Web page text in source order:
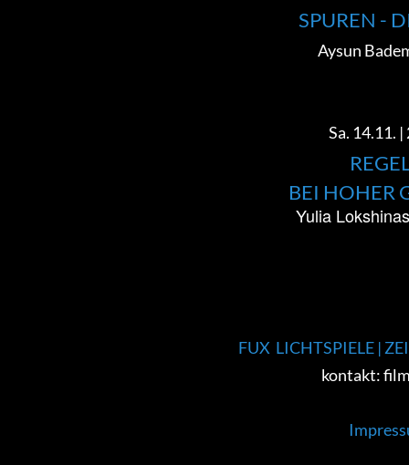
SPUREN -
Aysun
Sa. 14.11.
BEI HOHER
Yulia
FUX LICHTSPIELE |
kontakt: